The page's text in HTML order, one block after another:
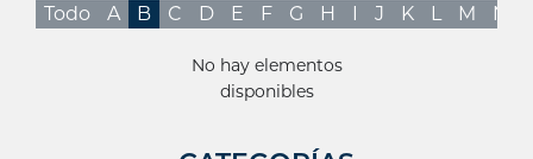
Todo A B C D E F G H I J K L M N
No hay elementos
disponibles